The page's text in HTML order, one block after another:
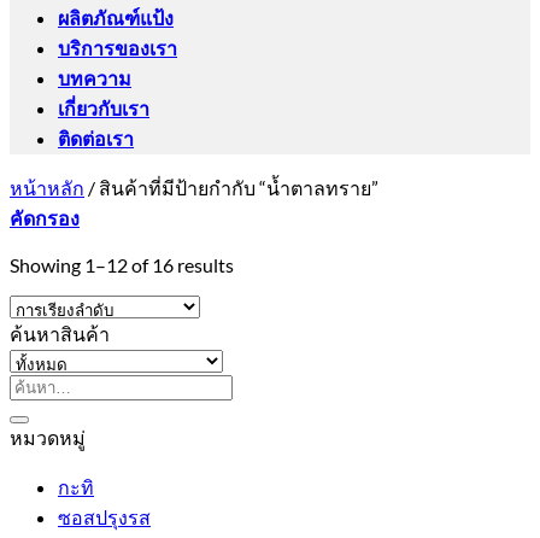
ผลิตภัณฑ์แป้ง
บริการของเรา
บทความ
เกี่ยวกับเรา
ติดต่อเรา
หน้าหลัก / สินค้าที่มีป้ายกำกับ “น้ำตาลทราย”
คัดกรอง
Showing 1–12 of 16 results
ค้นหาสินค้า
ค้นหา:
หมวดหมู่
กะทิ
ซอสปรุงรส